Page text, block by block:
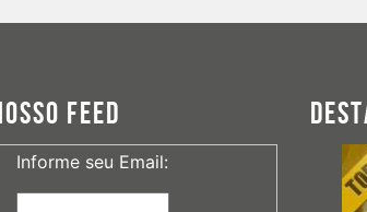
FEED
Informe seu Email: